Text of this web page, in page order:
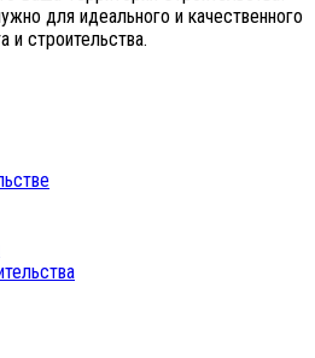
для идеального и качественного
и строительства.